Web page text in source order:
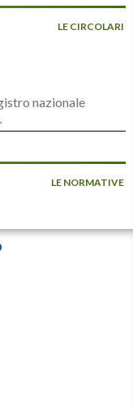
LE CIRCOLARI
nazionale
LE NORMATIVE